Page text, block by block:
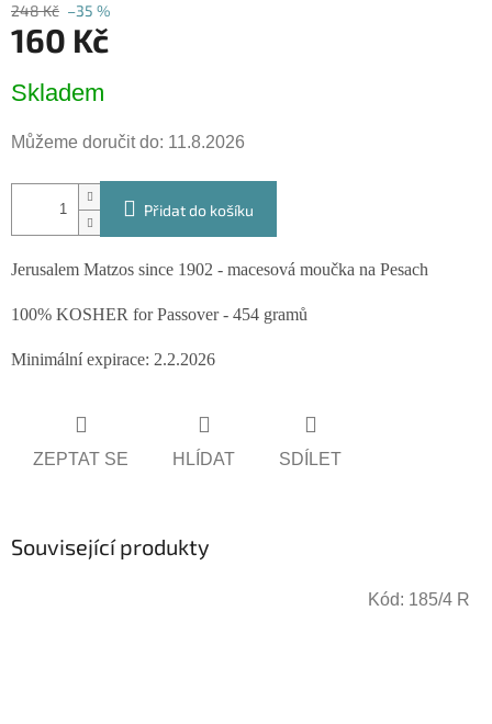
248 Kč –35 %
160 Kč
cena:
Skladem
Můžeme doručit do: 11.8.2026
Přidat do košíku
Jerusalem Matzos since 1902 - macesová moučka na Pesach
100% KOSHER for Passover - 454 gramů
Minimální expirace: 2.2.2026
ZEPTAT SE HLÍDAT SDÍLET
Související produkty
Kód: 185/4 R